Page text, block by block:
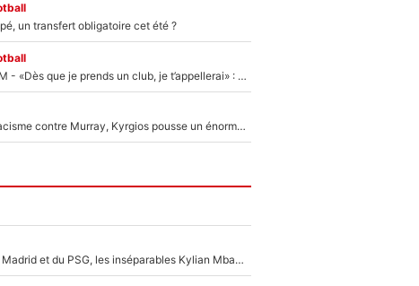
un transfert obligatoire cet été ?
Mercato - OM - «Dès que je prends un club, je t’appellerai» : La promesse de Marcelino au moment de claquer la porte
Victime de racisme contre Murray, Kyrgios pousse un énorme coup de gueule !
Loin du Real Madrid et du PSG, les inséparables Kylian Mbappé et Achraf Hakimi changent d'équipe le temps d'une journée !